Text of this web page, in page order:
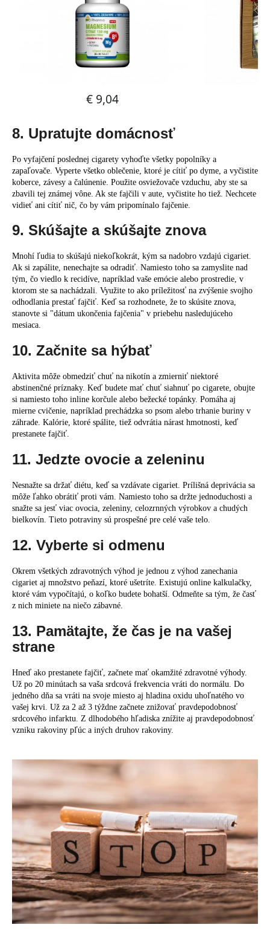
8. Upratujte domácnosť
Po vyfajčení poslednej cigarety vyhoďte všetky popolníky a
zapaľovače. Vyperte všetko oblečenie, ktoré je cítiť po dyme, a vyčistite
koberce, závesy a čalúnenie. Použite osviežovače vzduchu, aby ste sa
zbavili tej známej vône. Ak ste fajčili v aute, vyčistite ho tiež. Nechcete
vidieť ani cítiť nič, čo by vám pripomínalo fajčenie.
9. Skúšajte a skúšajte znova
Mnohí ľudia to skúšajú niekoľkokrát, kým sa nadobro vzdajú cigariet.
Ak si zapálite, nenechajte sa odradiť. Namiesto toho sa zamyslite nad
tým, čo viedlo k recidíve, napríklad vaše emócie alebo prostredie, v
ktorom ste sa nachádzali. Využite to ako príležitosť na zvýšenie svojho
odhodlania prestať fajčiť. Keď sa rozhodnete, že to skúsite znova,
stanovte si "dátum ukončenia fajčenia" v priebehu nasledujúceho
mesiaca.
10. Začnite sa hýbať
Aktivita môže obmedziť chuť na nikotín a zmierniť niektoré
abstinenčné príznaky. Keď budete mať chuť siahnuť po cigarete, obujte
si namiesto toho inline korčule alebo bežecké topánky. Pomáha aj
mierne cvičenie, napríklad prechádzka so psom alebo trhanie buriny v
záhrade. Kalórie, ktoré spálite, tiež odvrátia nárast hmotnosti, keď
prestanete fajčiť.
11. Jedzte ovocie a zeleninu
Nesnažte sa držať diétu, keď sa vzdávate cigariet. Prílišná deprivácia sa
môže ľahko obrátiť proti vám. Namiesto toho sa držte jednoduchosti a
snažte sa jesť viac ovocia, zeleniny, celozrnných výrobkov a chudých
bielkovín. Tieto potraviny sú prospešné pre celé vaše telo.
12. Vyberte si odmenu
Okrem všetkých zdravotných výhod je jednou z výhod zanechania
cigariet aj množstvo peňazí, ktoré ušetríte. Existujú online kalkulačky,
ktoré vám vypočítajú, o koľko budete bohatší. Odmeňte sa tým, že časť
z nich miniete na niečo zábavné.
13. Pamätajte, že čas je na vašej
strane
Hneď ako prestanete fajčiť, začnete mať okamžité zdravotné výhody.
Už po 20 minútach sa vaša srdcová frekvencia vráti do normálu. Do
jedného dňa sa vráti na svoje miesto aj hladina oxidu uhoľnatého vo
vašej krvi. Už za 2 až 3 týždne začnete znižovať pravdepodobnosť
srdcového infarktu. Z dlhodobého hľadiska znížite aj pravdepodobnosť
vzniku rakoviny pľúc a iných druhov rakoviny.